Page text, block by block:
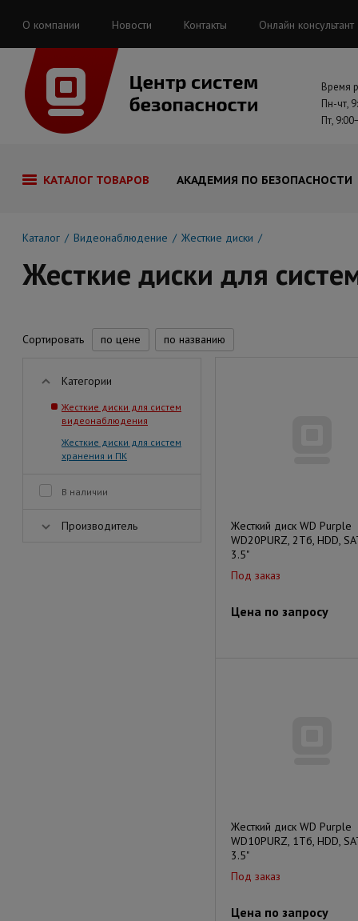
О компании Новости Контакты Онлайн консультант
Время
Пн-чт,
Пт,
КАТАЛОГ ТОВАРОВ АКАДЕМИЯ ПО БЕЗОПАСНОСТИ
Каталог Видеонаблюдение Жесткие диски
Жесткие диски для
Сортировать по цене по названию
Категории
Жесткие диски для систем
видеонаблюдения
Жесткие диски для систем
хранения и ПК
В наличии
Производитель
Жесткий диск WD Purple
WD20PURZ, 2Тб, HDD,
3.5"
Под заказ
Цена по запросу
Жесткий диск WD Purple
WD10PURZ, 1Тб, HDD,
3.5"
Под заказ
Цена по запросу